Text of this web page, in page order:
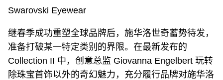
Swarovski Eyewear
继春季成功重塑全球品牌后，施华洛世奇蓄势待发，
准备打破某一特定类别的界限。在最新发布的
Collection II 中，创意总监 Giovanna Engelbert 玩转
除珠宝首饰以外的奇幻魅力，充分履行品牌对施华洛